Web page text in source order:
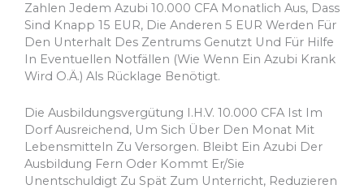
Zahlen Jedem Azubi 10.000 CFA Monatlich Aus, Dass
Sind Knapp 15 EUR, Die Anderen 5 EUR Werden Für
Den Unterhalt Des Zentrums Genutzt Und Für Hilfe
In Eventuellen Notfällen (wie Wenn Ein Azubi Krank
Wird O.ä.) Als Rücklage Benötigt.
Die Ausbildungsvergütung I.H.v. 10.000 CFA Ist Im
Dorf Ausreichend, Um Sich Über Den Monat Mit
Lebensmitteln Zu Versorgen. Bleibt Ein Azubi Der
Ausbildung Fern Oder Kommt Er/sie
Unentschuldigt Zu Spät Zum Unterricht, Reduzieren